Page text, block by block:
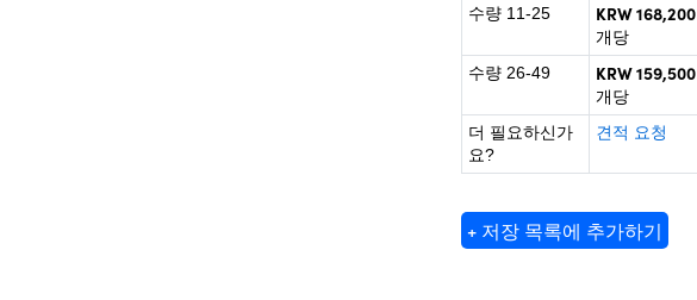
수량 11-25
KRW 168,200
개당
수량 26-49
KRW 159,500
개당
더 필요하신가
요?
견적 요청
+ 저장 목록에 추가하기